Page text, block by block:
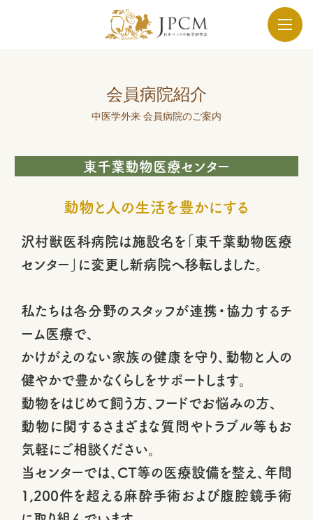
会員病院紹介
中医学外来 会員病院のご案内
東千葉動物医療センター
動物と人の生活を豊かにする
沢村獣医科病院は施設名を「東千葉動物医療
センター」に変更し新病院へ移転しました。
私たちは各分野のスタッフが連携・協力するチ
ーム医療で、
かけがえのない家族の健康を守り、動物と人の
健やかで豊かなくらしをサポートします。
動物をはじめて飼う方、フードでお悩みの方、
動物に関するさまざまな質問やトラブル等もお
気軽にご相談ください。
当センターでは、CT等の医療設備を整え、年間
1,200件を超える麻酔手術および腹腔鏡手術